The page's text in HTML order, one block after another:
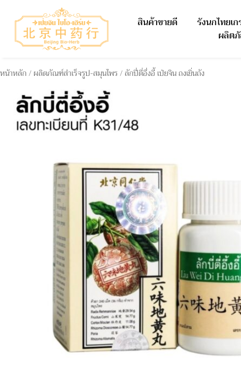
สินค้าขายดี รังนกไทยเ
ผลิต
หน้าหลัก/ผลิตภัณฑ์สำเร็จรูป-สมุนไพร/ ลักปี่ตี่อึ่งอี้ เป่ยจิน ถงเยิ่นถัง